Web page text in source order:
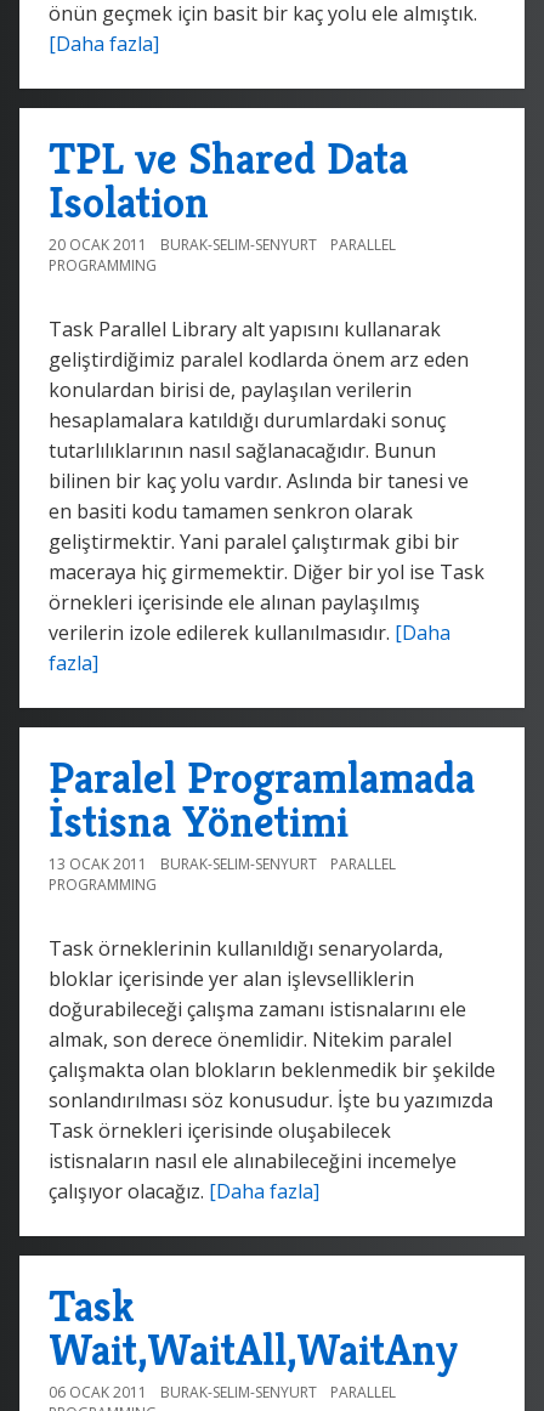
önün geçmek için basit bir kaç yolu ele almıştık.
[Daha fazla]
TPL ve Shared Data
Isolation
20 OCAK 2011 BURAK-SELIM-SENYURT
PARALLEL
PROGRAMMING
Task Parallel Library alt yapısını kullanarak
geliştirdiğimiz paralel kodlarda önem arz eden
konulardan birisi de, paylaşılan verilerin
hesaplamalara katıldığı durumlardaki sonuç
tutarlılıklarının nasıl sağlanacağıdır. Bunun
bilinen bir kaç yolu vardır. Aslında bir tanesi ve
en basiti kodu tamamen senkron olarak
geliştirmektir. Yani paralel çalıştırmak gibi bir
maceraya hiç girmemektir. Diğer bir yol ise Task
örnekleri içerisinde ele alınan paylaşılmış
verilerin izole edilerek kullanılmasıdır. [Daha
fazla]
Paralel Programlamada
İstisna Yönetimi
13 OCAK 2011 BURAK-SELIM-SENYURT
PARALLEL
PROGRAMMING
Task örneklerinin kullanıldığı senaryolarda,
bloklar içerisinde yer alan işlevselliklerin
doğurabileceği çalışma zamanı istisnalarını ele
almak, son derece önemlidir. Nitekim paralel
çalışmakta olan blokların beklenmedik bir şekilde
sonlandırılması söz konusudur. İşte bu yazımızda
Task örnekleri içerisinde oluşabilecek
istisnaların nasıl ele alınabileceğini incemelye
çalışıyor olacağız. [Daha fazla]
Task
Wait,WaitAll,WaitAny
06 OCAK 2011 BURAK-SELIM-SENYURT
PARALLEL